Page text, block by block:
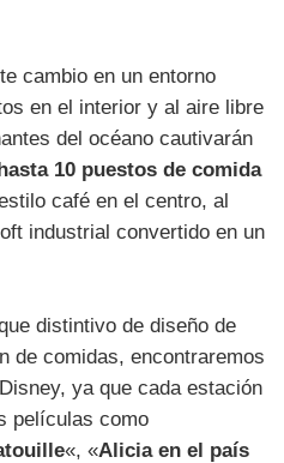
cambio en un entorno
en el interior y al aire libre
del océano cautivarán
10 puestos de comida
café en el centro, al
industrial convertido en un
distintivo de diseño de
de comidas, encontraremos
ya que cada estación
películas como
«, «Alicia en el país